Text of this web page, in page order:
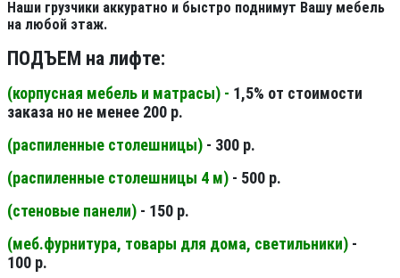
Наши грузчики аккуратно и быстро поднимут Вашу мебель
на любой этаж.
ПОДЪЕМ на лифте:
(корпусная мебель и матрасы) - 1,5% от стоимости
заказа но не менее 200 р.
(распиленные столешницы) - 300 р.
(распиленные столешницы 4 м) - 500 р.
(стеновые панели) - 150 р.
(меб.фурнитура, товары для дома, светильники) -
100 р.